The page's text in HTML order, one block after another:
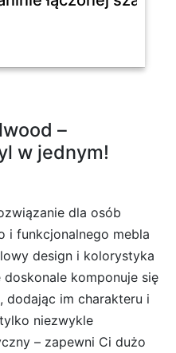
–
w jednym!
dla osób
i funkcjonalnego mebla
design i kolorystyka
komponuje się
dodając im charakteru i
niezwykle
– zapewni Ci dużo